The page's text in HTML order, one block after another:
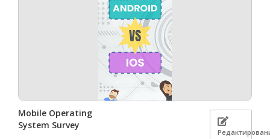
Mobile Operating
System Survey